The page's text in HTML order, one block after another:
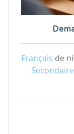
Français de